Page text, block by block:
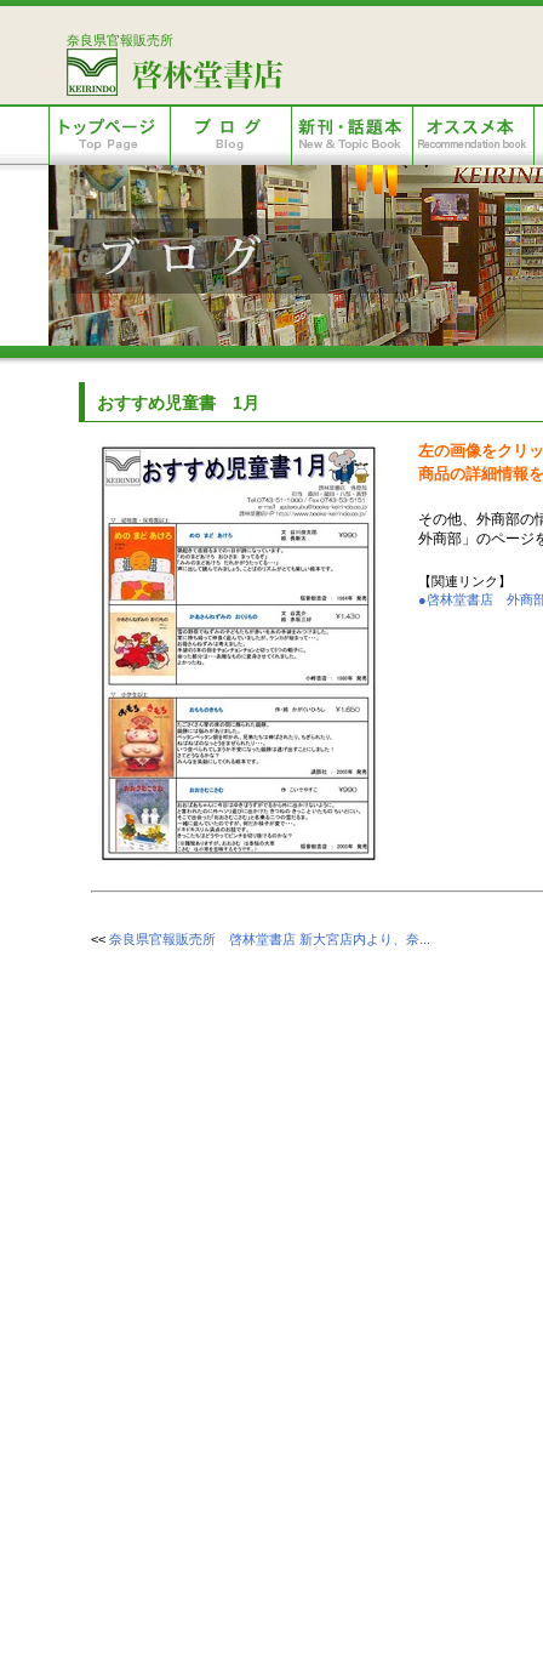
奈良県官報販売所
おすすめ児童書 1月
左の画像をクリ
商品の詳細情報
その他、外商部
外商部」のページ
【関連リンク】
●啓林堂書店 外商
<< 奈良県官報販売所 啓林堂書店 新大宮店内より、奈...